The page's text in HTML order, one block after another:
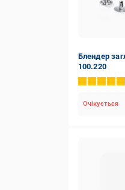
Блендер
100.220
Очікується